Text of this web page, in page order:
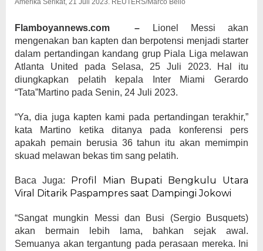
Amerika Serikat, 21 Juli 2023. REUTERS/Marco Bello
Flamboyannews.com – Lionel Messi akan
mengenakan ban kapten dan berpotensi menjadi starter
dalam pertandingan kandang grup Piala Liga melawan
Atlanta United pada Selasa, 25 Juli 2023. Hal itu
diungkapkan pelatih kepala Inter Miami Gerardo
“Tata”Martino pada Senin, 24 Juli 2023.
“Ya, dia juga kapten kami pada pertandingan terakhir,”
kata Martino ketika ditanya pada konferensi pers
apakah pemain berusia 36 tahun itu akan memimpin
skuad melawan bekas tim sang pelatih.
Baca Juga: Profil Mian Bupati Bengkulu Utara
Viral Ditarik Paspampres saat Dampingi Jokowi
“Sangat mungkin Messi dan Busi (Sergio Busquets)
akan bermain lebih lama, bahkan sejak awal.
Semuanya akan tergantung pada perasaan mereka. Ini